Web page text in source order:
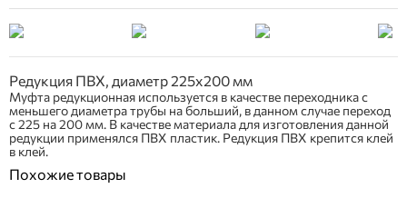
Редукция ПВХ, диаметр 225х200 мм
Муфта редукционная используется в качестве переходника с
меньшего диаметра трубы на больший, в данном случае переход
с 225 на 200 мм. В качестве материала для изготовления данной
редукции применялся ПВХ пластик. Редукция ПВХ крепится клей
в клей.
Похожие товары